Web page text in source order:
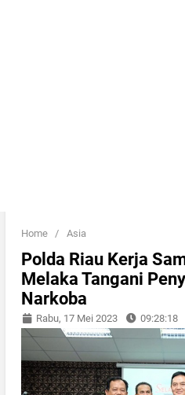
Home / Asia
Polda Riau Kerja
Melaka Tangani
Narkoba
Rabu, 17 Mei 2023 09:28:18